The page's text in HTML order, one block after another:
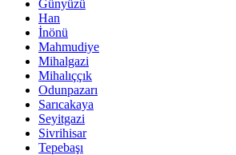
Günyüzü
Han
İnönü
Mahmudiye
Mihalgazi
Mihalıççık
Odunpazarı
Sarıcakaya
Seyitgazi
Sivrihisar
Tepebaşı